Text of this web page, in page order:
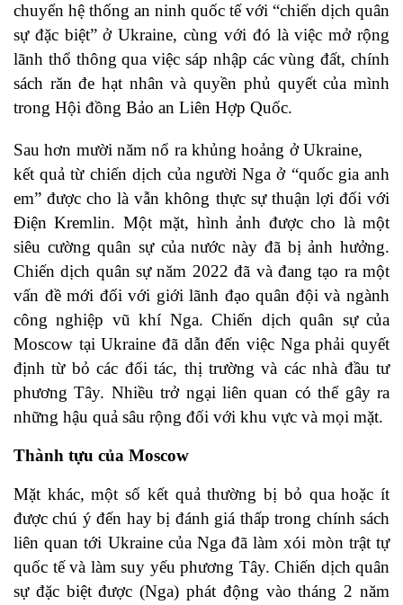
chuyển hệ thống an ninh quốc tế với “chiến dịch quân
sự đặc biệt” ở Ukraine, cùng với đó là việc mở rộng
lãnh thổ thông qua việc sáp nhập các vùng đất, chính
sách răn đe hạt nhân và quyền phủ quyết của mình
trong Hội đồng Bảo an Liên Hợp Quốc.
Sau hơn mười năm nổ ra khủng hoảng ở Ukraine,
kết quả từ chiến dịch của người Nga ở “quốc gia anh
em” được cho là vẫn không thực sự thuận lợi đối với
Điện Kremlin. Một mặt, hình ảnh được cho là một
siêu cường quân sự của nước này đã bị ảnh hưởng.
Chiến dịch quân sự năm 2022 đã và đang tạo ra một
vấn đề mới đối với giới lãnh đạo quân đội và ngành
công nghiệp vũ khí Nga. Chiến dịch quân sự của
Moscow tại Ukraine đã dẫn đến việc Nga phải quyết
định từ bỏ các đối tác, thị trường và các nhà đầu tư
phương Tây. Nhiều trở ngại liên quan có thể gây ra
những hậu quả sâu rộng đối với khu vực và mọi mặt.
Thành tựu của Moscow
Mặt khác, một số kết quả thường bị bỏ qua hoặc ít
được chú ý đến hay bị đánh giá thấp trong chính sách
liên quan tới Ukraine của Nga đã làm xói mòn trật tự
quốc tế và làm suy yếu phương Tây. Chiến dịch quân
sự đặc biệt được (Nga) phát động vào tháng 2 năm